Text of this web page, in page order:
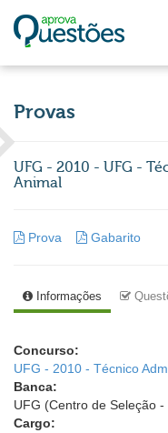
Provas
UFG - 2010 - UFG -
Animal
Prova Gabarito
Informações
Concurso:
UFG - 2010 - Técnico
Banca:
UFG (Centro de Seleção
Cargo: